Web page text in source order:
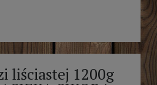
liściastej 1200g